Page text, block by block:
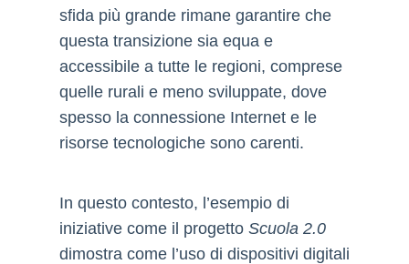
sfida più grande rimane garantire che
questa transizione sia equa e
accessibile a tutte le regioni, comprese
quelle rurali e meno sviluppate, dove
spesso la connessione Internet e le
risorse tecnologiche sono carenti.
In questo contesto, l’esempio di
iniziative come il progetto Scuola 2.0
dimostra come l’uso di dispositivi digitali